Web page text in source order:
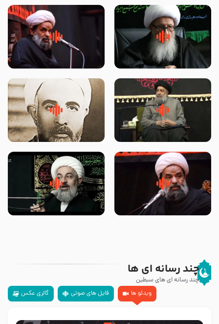
زوّار اربعین امام حسین (علیه
السلام) با این اشتیاق به زیارت
روضه جانسوز پاره های جگر امام
حسن مجتبی علیه السلام-حجت
لقب حضرت رقیه سلام الله علیها به
چه معناست – حجت الاسلام علوی
روضه‌ی مجلس یزید ملعون و
اسارت اهل‌بیت علیهم‌السلام –
محدث زاده
سلام جوانی که امام حسین علیه
السلام خودش جوابش را دادند
زیارتی که اسباب رزق زیاد و عمر
طولانی است حجت السلام حسین
چند رسانه ای ها
چند رسانه ای های سبطین
ویدئو ها
فایل های صوتی گالری عکس